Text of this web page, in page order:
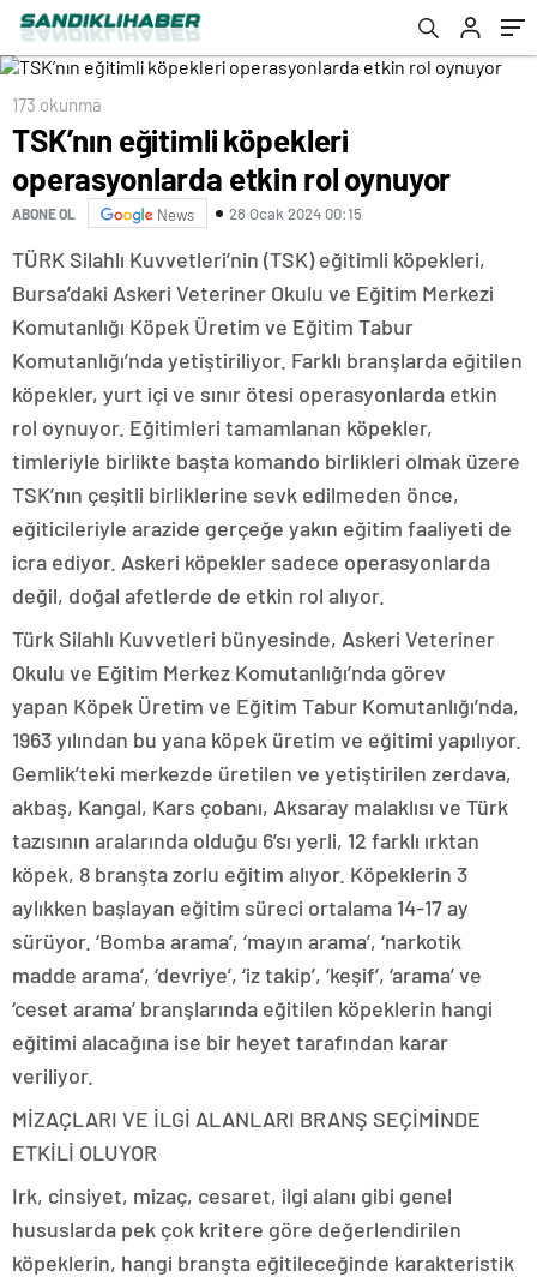
173 okunma
TSK’nın eğitimli köpekleri
operasyonlarda etkin rol oynuyor
ABONE OL News 28 Ocak 2024 00:15
TÜRK Silahlı Kuvvetleri’nin (TSK) eğitimli köpekleri,
Bursa’daki Askeri Veteriner Okulu ve Eğitim Merkezi
Komutanlığı Köpek Üretim ve Eğitim Tabur
Komutanlığı’nda yetiştiriliyor. Farklı branşlarda eğitilen
köpekler, yurt içi ve sınır ötesi operasyonlarda etkin
rol oynuyor. Eğitimleri tamamlanan köpekler,
timleriyle birlikte başta komando birlikleri olmak üzere
TSK’nın çeşitli birliklerine sevk edilmeden önce,
eğiticileriyle arazide gerçeğe yakın eğitim faaliyeti de
icra ediyor. Askeri köpekler sadece operasyonlarda
değil, doğal afetlerde de etkin rol alıyor.
Türk Silahlı Kuvvetleri bünyesinde, Askeri Veteriner
Okulu ve Eğitim Merkez Komutanlığı’nda görev
yapan Köpek Üretim ve Eğitim Tabur Komutanlığı’nda,
1963 yılından bu yana köpek üretim ve eğitimi yapılıyor.
Gemlik’teki merkezde üretilen ve yetiştirilen zerdava,
akbaş, Kangal, Kars çobanı, Aksaray malaklısı ve Türk
tazısının aralarında olduğu 6’sı yerli, 12 farklı ırktan
köpek, 8 branşta zorlu eğitim alıyor. Köpeklerin 3
aylıkken başlayan eğitim süreci ortalama 14-17 ay
sürüyor. ‘Bomba arama’, ‘mayın arama’, ‘narkotik
madde arama’, ‘devriye’, ‘iz takip’, ‘keşif’, ‘arama’ ve
‘ceset arama’ branşlarında eğitilen köpeklerin hangi
eğitimi alacağına ise bir heyet tarafından karar
veriliyor.
MİZAÇLARI VE İLGİ ALANLARI BRANŞ SEÇİMİNDE
ETKİLİ OLUYOR
Irk, cinsiyet, mizaç, cesaret, ilgi alanı gibi genel
hususlarda pek çok kritere göre değerlendirilen
köpeklerin, hangi branşta eğitileceğinde karakteristik